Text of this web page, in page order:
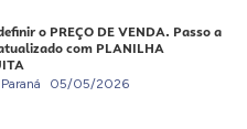
o PREÇO DE VENDA. Passo a
com PLANILHA
05/05/2026